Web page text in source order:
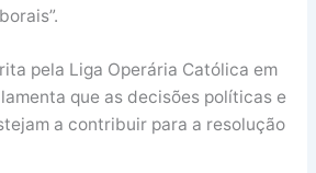
pela Liga Operária Católica em
que as decisões políticas e
a contribuir para a resolução